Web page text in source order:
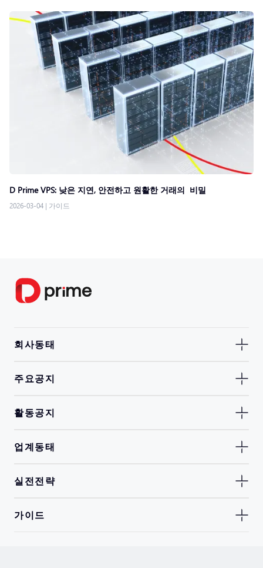
D Prime VPS: 낮은 지연, 안전하고 원활한 거래의 비밀
2026-03-04 | 가이드
회사동태
주요공지
활동공지
업계동태
실전전략
가이드